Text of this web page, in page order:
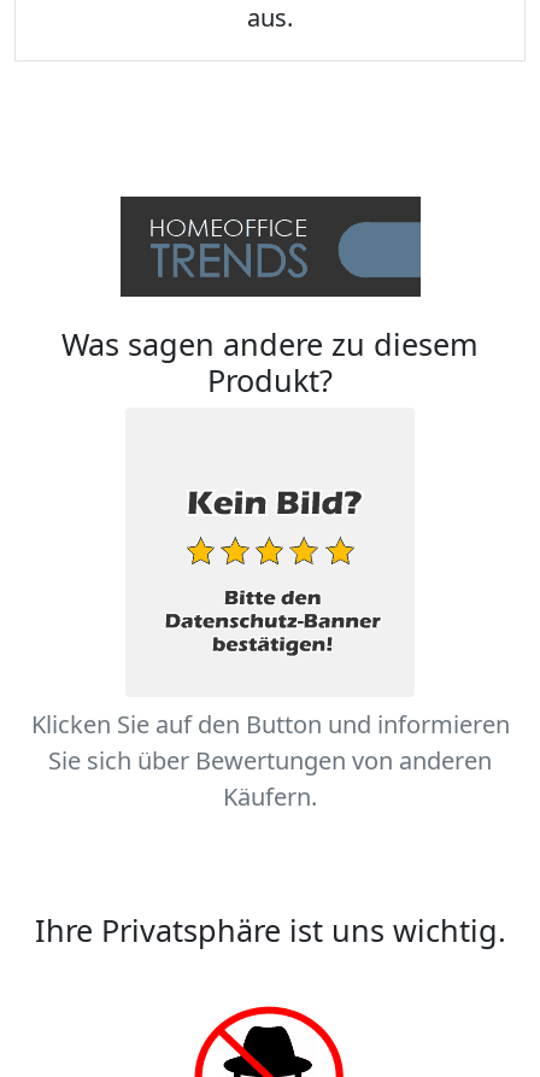
aus.
Was sagen andere zu diesem
Produkt?
Klicken Sie auf den Button und informieren
Sie sich über Bewertungen von anderen
Käufern.
Ihre Privatsphäre ist uns wichtig.